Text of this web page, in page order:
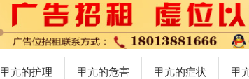
甲亢的护理 甲亢的危害 甲亢的症状 甲